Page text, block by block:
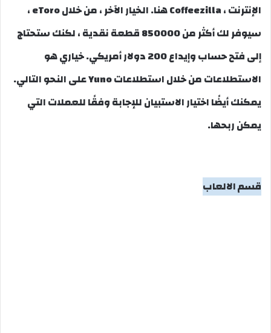
الإنترنت ، Coffeezilla هنا. الخيار الآخر ، من خلال eToro ،
سيوفر لك أكثر من 850000 قطعة نقدية ، لكنك ستحتاج
إلى فتح حساب وإيداع 200 دولار أمريكي. خياري هو
الاستطلاعات من خلال استطلاعات Yuno على النحو التالي.
يمكنك أيضًا اختيار الاستبيان للإجابة وفقًا للعملات التي
يمكن ربحها.
قسم الالعاب